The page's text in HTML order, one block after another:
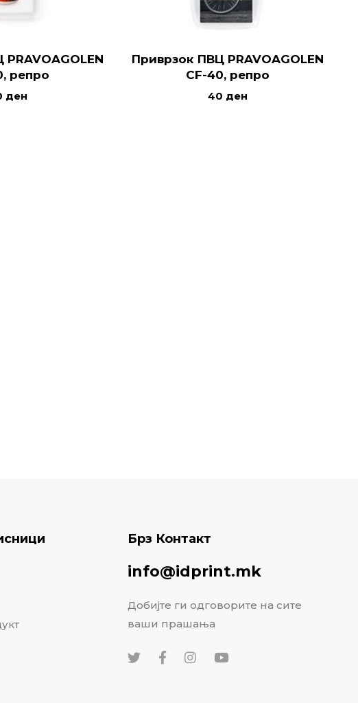
репро
ден
Приврзок ПВЦ PRAVOAGOLEN
CF-40, репро
40 ден
Брз Контакт
info@idprint.mk
Добијте ги одговорите на сите
ваши прашања